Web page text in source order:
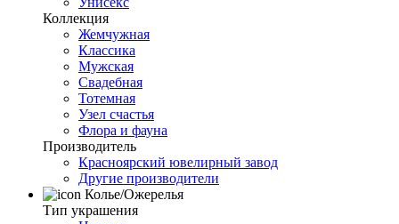
Коллекция
Жемчужная
Классика
Мужская
Свадебная
Тотемная
Узел счастья
Флора и фауна
Производитель
Красноярский ювелирный завод
Другие производители
Колье/Ожерелья
Тип украшения